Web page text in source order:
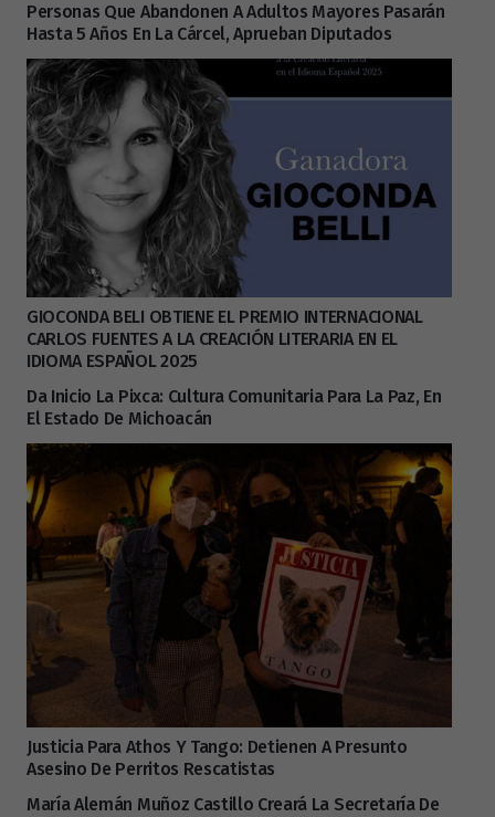
Personas Que Abandonen A Adultos Mayores Pasarán
Hasta 5 Años En La Cárcel, Aprueban Diputados
GIOCONDA BELI OBTIENE EL PREMIO INTERNACIONAL
CARLOS FUENTES A LA CREACIÓN LITERARIA EN EL
IDIOMA ESPAÑOL 2025
Da Inicio La Pixca: Cultura Comunitaria Para La Paz, En
El Estado De Michoacán
Justicia Para Athos Y Tango: Detienen A Presunto
Asesino De Perritos Rescatistas
María Alemán Muñoz Castillo Creará La Secretaría De